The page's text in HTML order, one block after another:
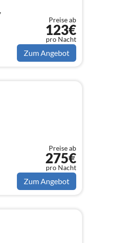
Preise ab
123€
pro Nacht
Zum Angebot
Preise ab
275€
pro Nacht
Zum Angebot